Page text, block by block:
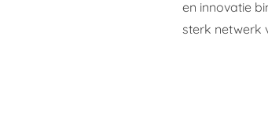
en innovatie
sterk netwerk